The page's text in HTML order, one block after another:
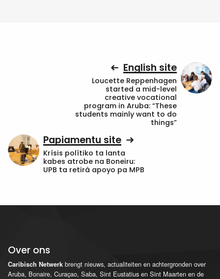
English site
Loucette Reppenhagen
started a mid-level
creative vocational
program in Aruba: “These
students mainly want to do
things”
Papiamentu site
Krísis polítiko ta lanta
kabes atrobe na Boneiru:
UPB ta retirá apoyo pa MPB
Over ons
Caribisch Netwerk brengt nieuws, actualiteiten en achtergronden over
Aruba, Bonaire, Curaçao, Saba, Sint Eustatius en Sint Maarten en de